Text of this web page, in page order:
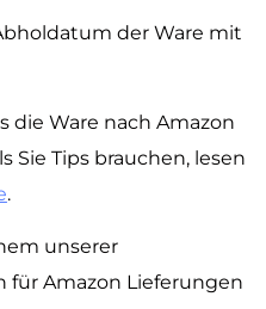
der Ware mit
die Ware nach Amazon
Sie Tips brauchen, lesen
.
unserer
für Amazon Lieferungen